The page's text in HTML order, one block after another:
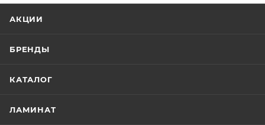
АКЦИИ
БРЕНДЫ
КАТАЛОГ
ЛАМИНАТ